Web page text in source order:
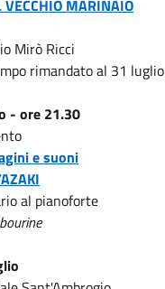
VECCHIO MARINAIO
Mirò Ricci
rimandato al 31 luglio
- ore 21.30
e suoni
al pianoforte